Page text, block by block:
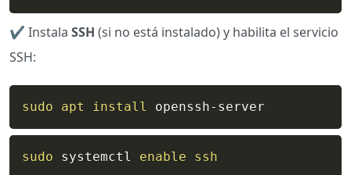
✔️ Instala SSH (si no está instalado) y habilita el servicio
SSH:
sudo apt install openssh-server
sudo systemctl enable ssh